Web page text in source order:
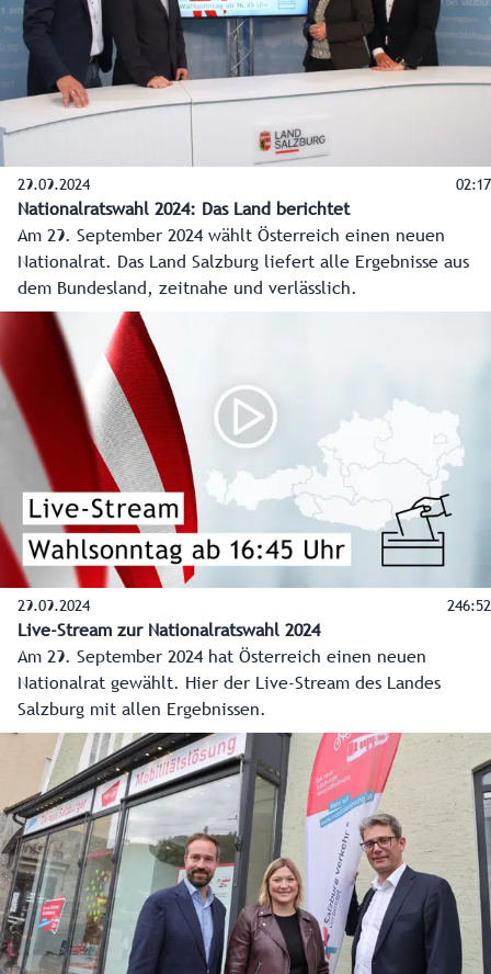
29.09.2024 02:17
Nationalratswahl 2024: Das Land berichtet
Am 29. September 2024 wählt Österreich einen neuen
Nationalrat. Das Land Salzburg liefert alle Ergebnisse aus
dem Bundesland, zeitnahe und verlässlich.
29.09.2024 246:52
Live-Stream zur Nationalratswahl 2024
Am 29. September 2024 hat Österreich einen neuen
Nationalrat gewählt. Hier der Live-Stream des Landes
Salzburg mit allen Ergebnissen.